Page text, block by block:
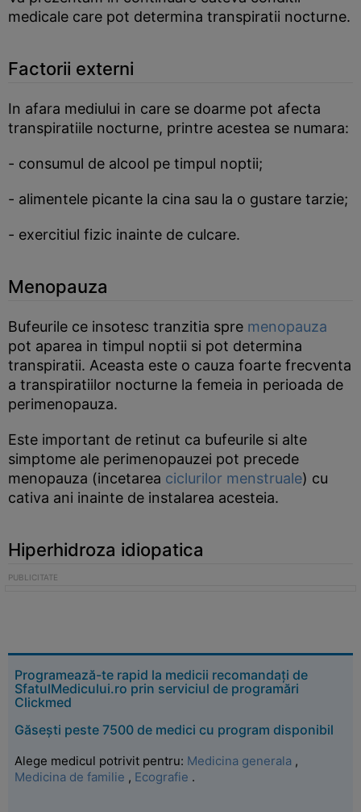
medicale care pot determina transpiratii nocturne.
Factorii externi
In afara mediului in care se doarme pot afecta
transpiratiile nocturne, printre acestea se numara:
- consumul de alcool pe timpul noptii;
- alimentele picante la cina sau la o gustare tarzie;
- exercitiul fizic inainte de culcare.
Menopauza
Bufeurile ce insotesc tranzitia spre menopauza
pot aparea in timpul noptii si pot determina
transpiratii. Aceasta este o cauza foarte frecventa
a transpiratiilor nocturne la femeia in perioada de
perimenopauza.
Este important de retinut ca bufeurile si alte
simptome ale perimenopauzei pot precede
menopauza (incetarea ciclurilor menstruale) cu
cativa ani inainte de instalarea acesteia.
Hiperhidroza idiopatica
Programează-te rapid la medicii recomandați de
SfatulMedicului.ro prin serviciul de programări
Clickmed
Găsești peste 7500 de medici cu program disponibil
Alege medicul potrivit pentru: Medicina generala ,
Medicina de familie , Ecografie .